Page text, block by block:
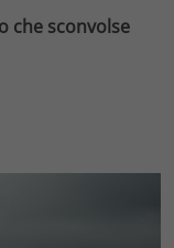
che sconvolse